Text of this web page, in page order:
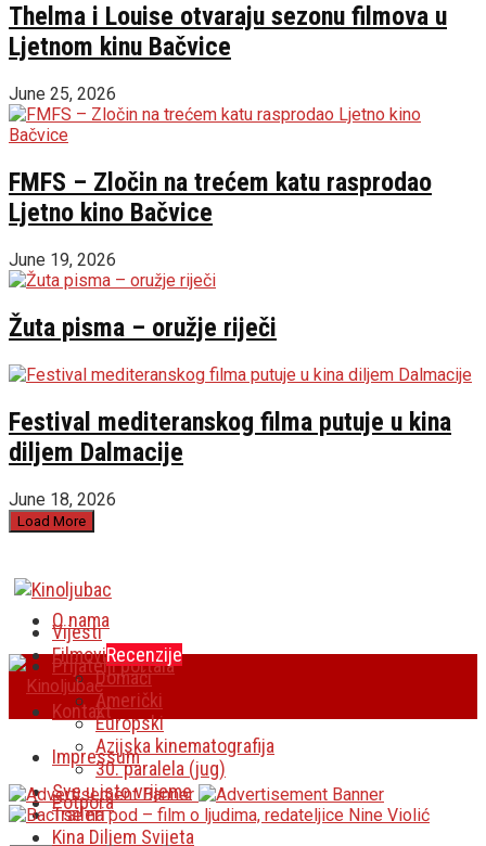
Thelma i Louise otvaraju sezonu filmova u
Ljetnom kinu Bačvice
June 25, 2026
FMFS – Zločin na trećem katu rasprodao
Ljetno kino Bačvice
June 19, 2026
Žuta pisma – oružje riječi
Festival mediteranskog filma putuje u kina
diljem Dalmacije
June 18, 2026
Load More
O nama
Prijatelji portala
Kontakt
Impressum
Potpora
Vijesti
FilmoviRecenzije
Domaći
Američki
Europski
Azijska kinematografija
30. paralela (jug)
Sve u isto vrijeme
Traileri
Kina Diljem Svijeta